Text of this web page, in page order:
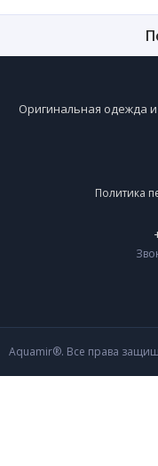
Оригинальная одежда
Политика
Aquamir®. Все права